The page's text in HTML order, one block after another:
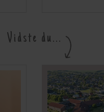
Vidste du...